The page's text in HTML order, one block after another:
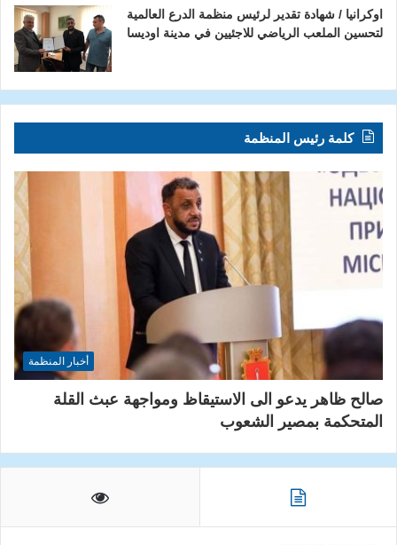
اوكرانيا / شهادة تقدير لرئيس منظمة الدرع العالمية
لتحسين الملعب الرياضي للاجئيين في مدينة اوديسا
كلمة رئيس المنظمة
أخبار المنظمة
صالح ظاهر يدعو الى الاستيقاظ ومواجهة عبث القلة
المتحكمة بمصير الشعوب